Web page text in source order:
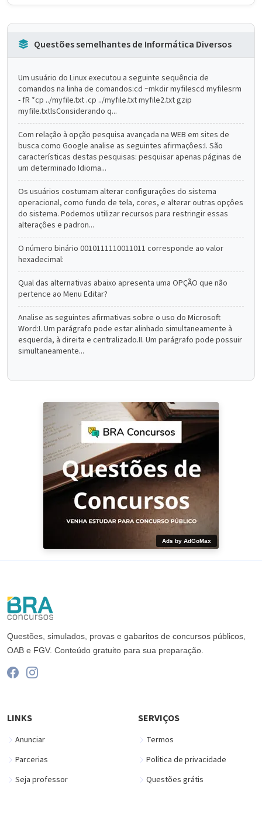
Questões semelhantes de Informática Diversos
Um usuário do Linux executou a seguinte sequência de
comandos na linha de comandos:cd ~mkdir myfilescd myfilesrm
- fR *cp ../myfile.txt .cp ../myfile.txt myfile2.txt gzip
myfile.txtlsConsiderando q...
Com relação à opção pesquisa avançada na WEB em sites de
busca como Google analise as seguintes afirmaçôes:I. São
características destas pesquisas: pesquisar apenas páginas de
um determinado Idioma...
Os usuários costumam alterar configuraçôes do sistema
operacional, como fundo de tela, cores, e alterar outras opçôes
do sistema. Podemos utilizar recursos para restringir essas
alteraçôes e padron...
O número binário 0010111110011011 corresponde ao valor
hexadecimal:
Qual das alternativas abaixo apresenta uma OPÇÃO que não
pertence ao Menu Editar?
Analise as seguintes afirmativas sobre o uso do Microsoft
Word:I. Um parágrafo pode estar alinhado simultaneamente à
esquerda, à direita e centralizado.II. Um parágrafo pode possuir
simultaneamente...
Ads by AdGoMax
Questões, simulados, provas e gabaritos de concursos públicos,
OAB e FGV. Conteúdo gratuito para sua preparação.
LINKS
Anunciar
Parcerias
Seja professor
SERVIÇOS
Termos
Política de privacidade
Questões grátis